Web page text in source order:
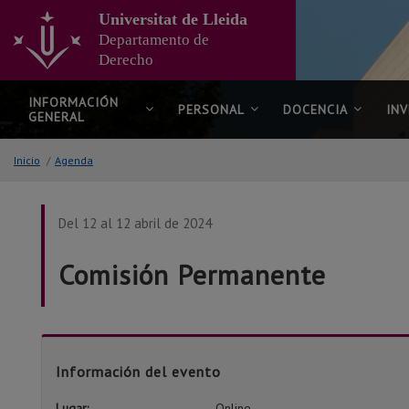
contenido
principal
de
página
Universitat de Lleida
Departamento de
Derecho
INFORMACIÓN
GENERAL
PERSONAL DOCENCIA
Inicio / Agenda
Del 12 al 12 abril de 2024
Comisión Permanente
Información del evento